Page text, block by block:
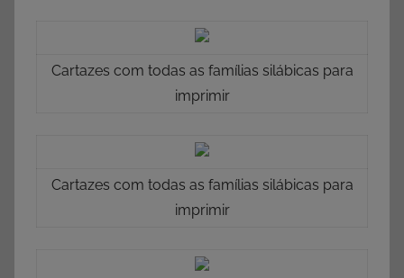
Cartazes com todas as famílias silábicas para
imprimir
Cartazes com todas as famílias silábicas para
imprimir